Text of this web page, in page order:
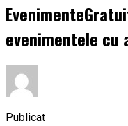
evenimentele cu
Publicat